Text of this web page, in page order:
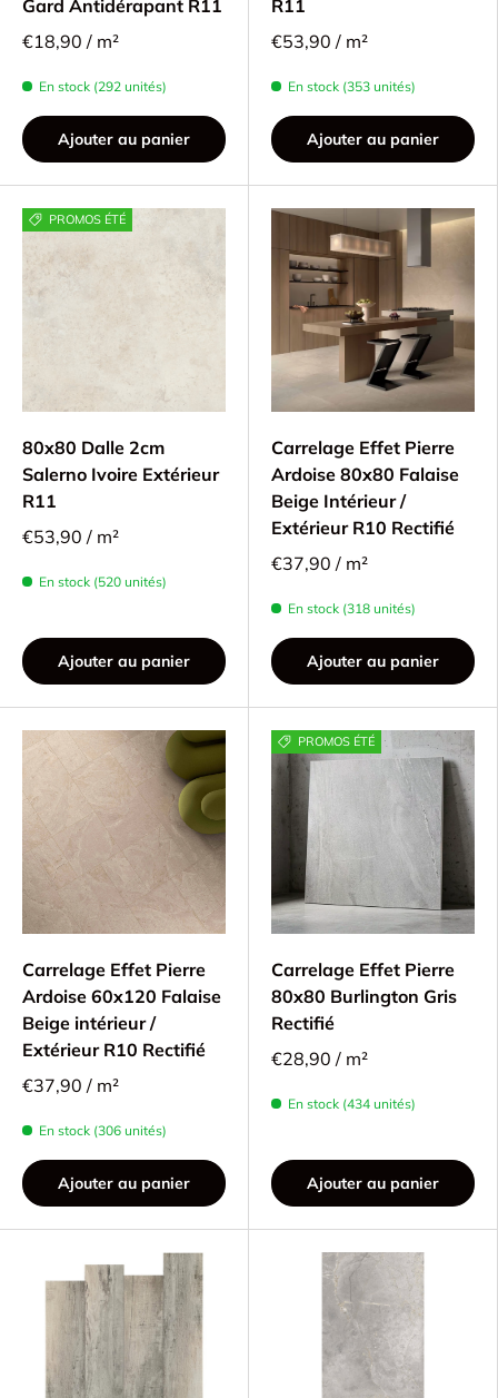
Gard Antidérapant R11
€18,90 / m²
En stock (292 unités)
Ajouter au panier
R11
€53,90 / m²
En stock (353 unités)
Ajouter au panier
PROMOS ÉTÉ
80x80 Dalle 2cm
Salerno Ivoire Extérieur
R11
€53,90 / m²
En stock (520 unités)
Ajouter au panier
Carrelage Effet Pierre
Ardoise 80x80 Falaise
Beige Intérieur /
Extérieur R10 Rectifié
€37,90 / m²
En stock (318 unités)
Ajouter au panier
Carrelage Effet Pierre
Ardoise 60x120 Falaise
Beige intérieur /
Extérieur R10 Rectifié
€37,90 / m²
En stock (306 unités)
Ajouter au panier
PROMOS ÉTÉ
Carrelage Effet Pierre
80x80 Burlington Gris
Rectifié
€28,90 / m²
En stock (434 unités)
Ajouter au panier